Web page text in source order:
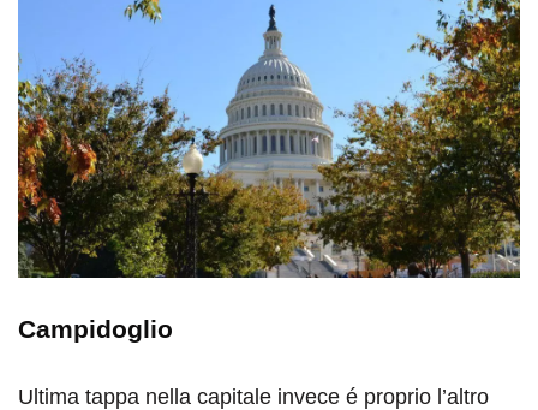
Campidoglio
Ultima tappa nella capitale invece é proprio l’altro